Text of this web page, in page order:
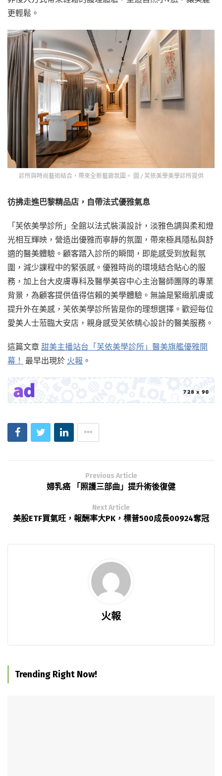
更輕鬆。
診所與時尚藝術結合，帶來全新藝廊氛圍。 圖:/ 芙依美學美學診所提供
彷拂走進巴黎精品店，自帶法式優雅氣息
「芙依美學診所」全館以法式裝潢設計，淡雅色調與柔和燈
光相互輝映，營造出優雅而寧靜的氛圍，帶來極具隱私與舒
適的醫美體驗。顧客踏入診所的瞬間，即能感受到放鬆氛
圍，減少課程中的緊張感。優雅時尚的環境結合貼心的服
務，加上台大皮膚專科及醫學美容中心主治醫師團隊的專業
背景，為顧客提供值得信賴的美學體驗。無論是緊緻肌膚或
提升外在美感，芙依美學診所皆是你的理想選擇。歡迎每位
愛美人士蒞臨大安店，親身感受芙依精心設計的醫美服務。
這篇文章 甜美主播站台「芙依美學診所」醫美旗艦優雅開
幕！ 最早出現於 火報 。
Previous Article
婦乳癌 「照護三部曲」提升術後復健
Next Article
美股ETF買氣旺，報酬率大PK，標普500成長00924奪冠
火報
Trending Right Now!